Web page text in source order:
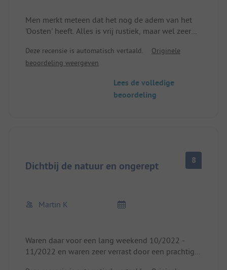
Men merkt meteen dat het nog de adem van het
'Oosten' heeft. Alles is vrij rustiek, maar wel zeer
seizoen campers en de organisatie na aan het hart
liggen. Je voelt je meteen welkom en hebt alles
Deze recensie is automatisch vertaald.
Originele
beoordeling weergeven
Lees de volledige
beoordeling
Dichtbij de natuur en ongerept 8
Martin K
Waren daar voor een lang weekend 10/2022 -
11/2022 en waren zeer verrast door een prachtige